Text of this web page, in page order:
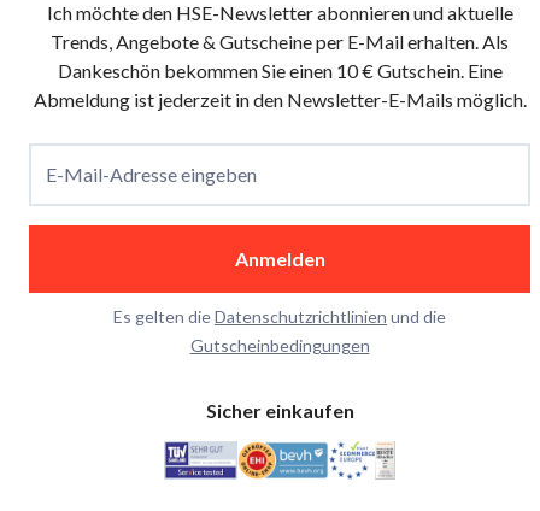
Ich möchte den HSE-Newsletter abonnieren und aktuelle
Trends, Angebote & Gutscheine per E-Mail erhalten. Als
Dankeschön bekommen Sie einen 10 € Gutschein. Eine
Abmeldung ist jederzeit in den Newsletter-E-Mails möglich.
E-Mail-Adresse eingeben
Anmelden
Es gelten dieDatenschutzrichtlinien und die
Gutscheinbedingungen
Sicher einkaufen